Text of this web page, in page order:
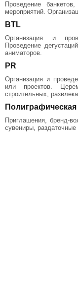
Проведение
мероприятий.
BTL
Организация и
Проведение
аниматоров.
PR
Организация и
или проектов.
строительных,
Приглашения, бренд-
сувениры,